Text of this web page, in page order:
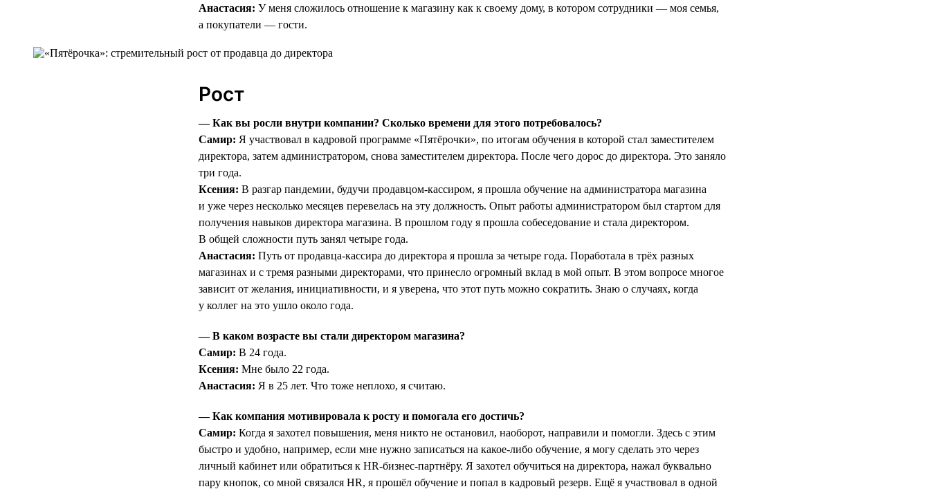
Анастасия: У меня сложилось отношение к магазину как к своему дому, в котором сотрудники — моя семья,
а покупатели — гости.
Рост
— Как вы росли внутри компании? Сколько времени для этого потребовалось?
Самир: Я участвовал в кадровой программе «Пятёрочки», по итогам обучения в которой стал заместителем
директора, затем администратором, снова заместителем директора. После чего дорос до директора. Это заняло
три года.
Ксения: В разгар пандемии, будучи продавцом-кассиром, я прошла обучение на администратора магазина
и уже через несколько месяцев перевелась на эту должность. Опыт работы администратором был стартом для
получения навыков директора магазина. В прошлом году я прошла собеседование и стала директором.
В общей сложности путь занял четыре года.
Анастасия: Путь от продавца-кассира до директора я прошла за четыре года. Поработала в трёх разных
магазинах и с тремя разными директорами, что принесло огромный вклад в мой опыт. В этом вопросе многое
зависит от желания, инициативности, и я уверена, что этот путь можно сократить. Знаю о случаях, когда
у коллег на это ушло около года.
— В каком возрасте вы стали директором магазина?
Самир: В 24 года.
Ксения: Мне было 22 года.
Анастасия: Я в 25 лет. Что тоже неплохо, я считаю.
— Как компания мотивировала к росту и помогала его достичь?
Самир: Когда я захотел повышения, меня никто не остановил, наоборот, направили и помогли. Здесь с этим
быстро и удобно, например, если мне нужно записаться на какое-либо обучение, я могу сделать это через
личный кабинет или обратиться к HR-бизнес-партнёру. Я захотел обучиться на директора, нажал буквально
пару кнопок, со мной связался HR, я прошёл обучение и попал в кадровый резерв. Ещё я участвовал в одной